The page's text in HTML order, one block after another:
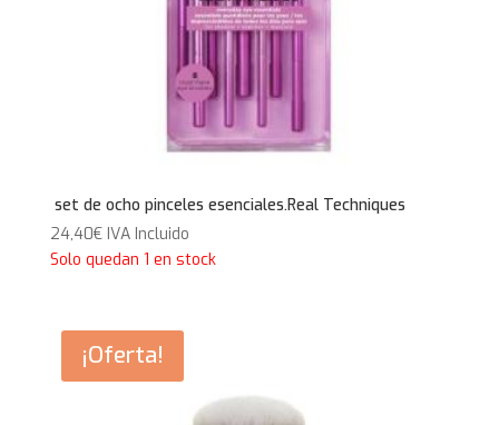
set de ocho pinceles esenciales.Real Techniques
24,40€ IVA Incluido
Solo quedan 1 en stock
¡Oferta!